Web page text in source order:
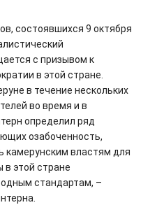
состоявшихся 9 октября
с призывом к
в этой стране.
в течение нескольких
во время и в
определил ряд
озабоченность,
камерунским властям для
в этой стране
стандартам, –